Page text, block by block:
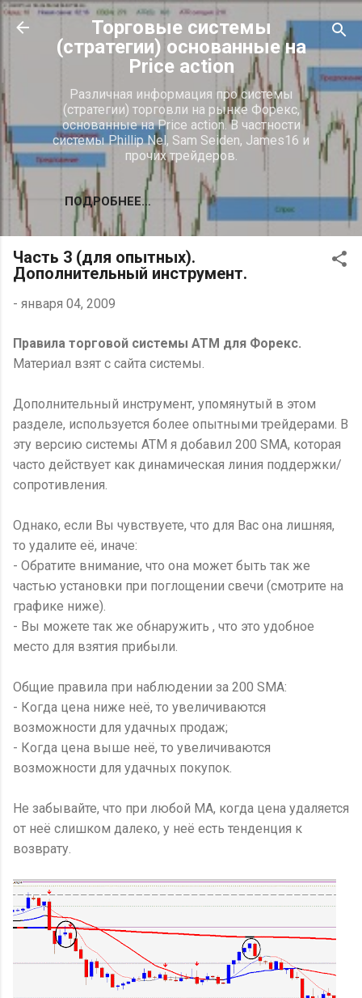
К основному контенту
Торговые системы
(стратегии) основанные на
Price action
Различная информация про системы
(стратегии) торговли на рынке Форекс,
основанные на Price action. В частности
системы Phillip Nel, Sam Seiden, James16 и
прочих трейдеров.
ПОДРОБНЕЕ…
Часть 3 (для опытных).
Дополнительный инструмент.
- января 04, 2009
Правила торговой системы ATM для Форекс.
Материал взят с сайта системы.
Дополнительный инструмент, упомянутый в этом
разделе, используется более опытными трейдерами. В
эту версию системы ATM я добавил 200 SMA, которая
часто действует как динамическая линия поддержки/
сопротивления.
Однако, если Вы чувствуете, что для Вас она лишняя,
то удалите её, иначе:
- Обратите внимание, что она может быть так же
частью установки при поглощении свечи (смотрите на
графике ниже).
- Вы можете так же обнаружить , что это удобное
место для взятия прибыли.
Общие правила при наблюдении за 200 SMA:
- Когда цена ниже неё, то увеличиваются
возможности для удачных продаж;
- Когда цена выше неё, то увеличиваются
возможности для удачных покупок.
Не забывайте, что при любой MA, когда цена удаляется
от неё слишком далеко, у неё есть тенденция к
возврату.